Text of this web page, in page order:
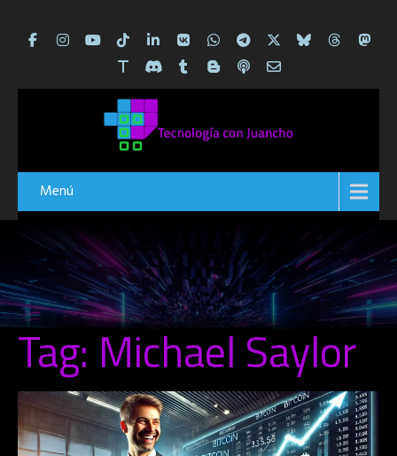
Menú
Tag: Michael Saylor